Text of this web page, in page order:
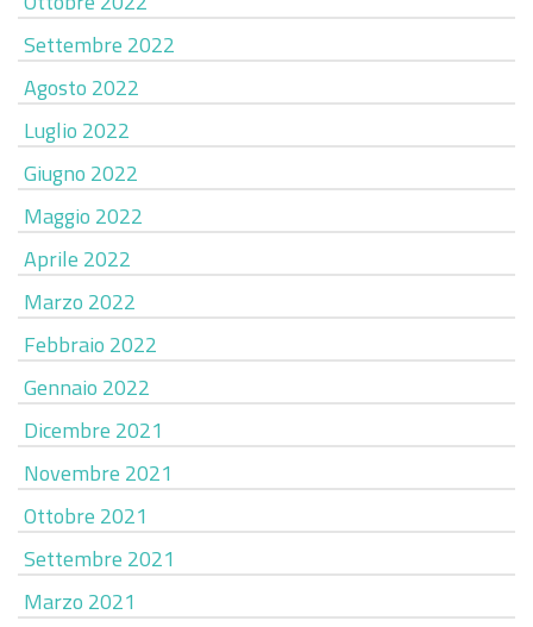
Settembre 2022
Agosto 2022
Luglio 2022
Giugno 2022
Maggio 2022
Aprile 2022
Marzo 2022
Febbraio 2022
Gennaio 2022
Dicembre 2021
Novembre 2021
Ottobre 2021
Settembre 2021
Marzo 2021